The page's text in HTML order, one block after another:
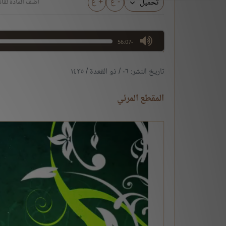
أضف المادة
-56:07
max volume
تاريخ النشر: ٠٦ / ذو القعدة / ١٤٣٥
المقطع المرئي